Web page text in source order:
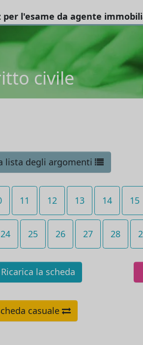
l'esame da agente
civile
lista degli argomenti
11 12 13 14 15
24 25 26 27 28
la scheda
casuale